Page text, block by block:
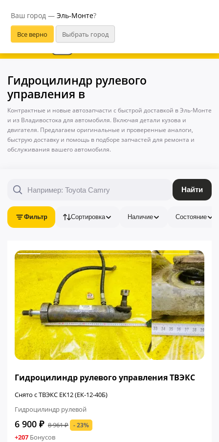
Ваш город — Эль-Монте?
В приложении удобнее
Гидроцилиндр рулевого
управления в
Контрактные и новые автозапчасти с быстрой доставкой в Эль-Монте
и из Владивостока для автомобиля. Включая детали кузова и
двигателя. Предлагаем оригинальные и проверенные аналоги,
быструю доставку и помощь в подборе запчастей для ремонта и
обслуживания вашего автомобиля.
Найти
Фильтр Сортировка Наличие Состояние
Гидроцилиндр рулевого управления ТВЭКС
Снято с ТВЭКС ЕК12 (ЕК-12-40Б)
Гидроцилиндр рулевой
6 900 ₽ 8 961 ₽ - 23%
+207 Бонусов